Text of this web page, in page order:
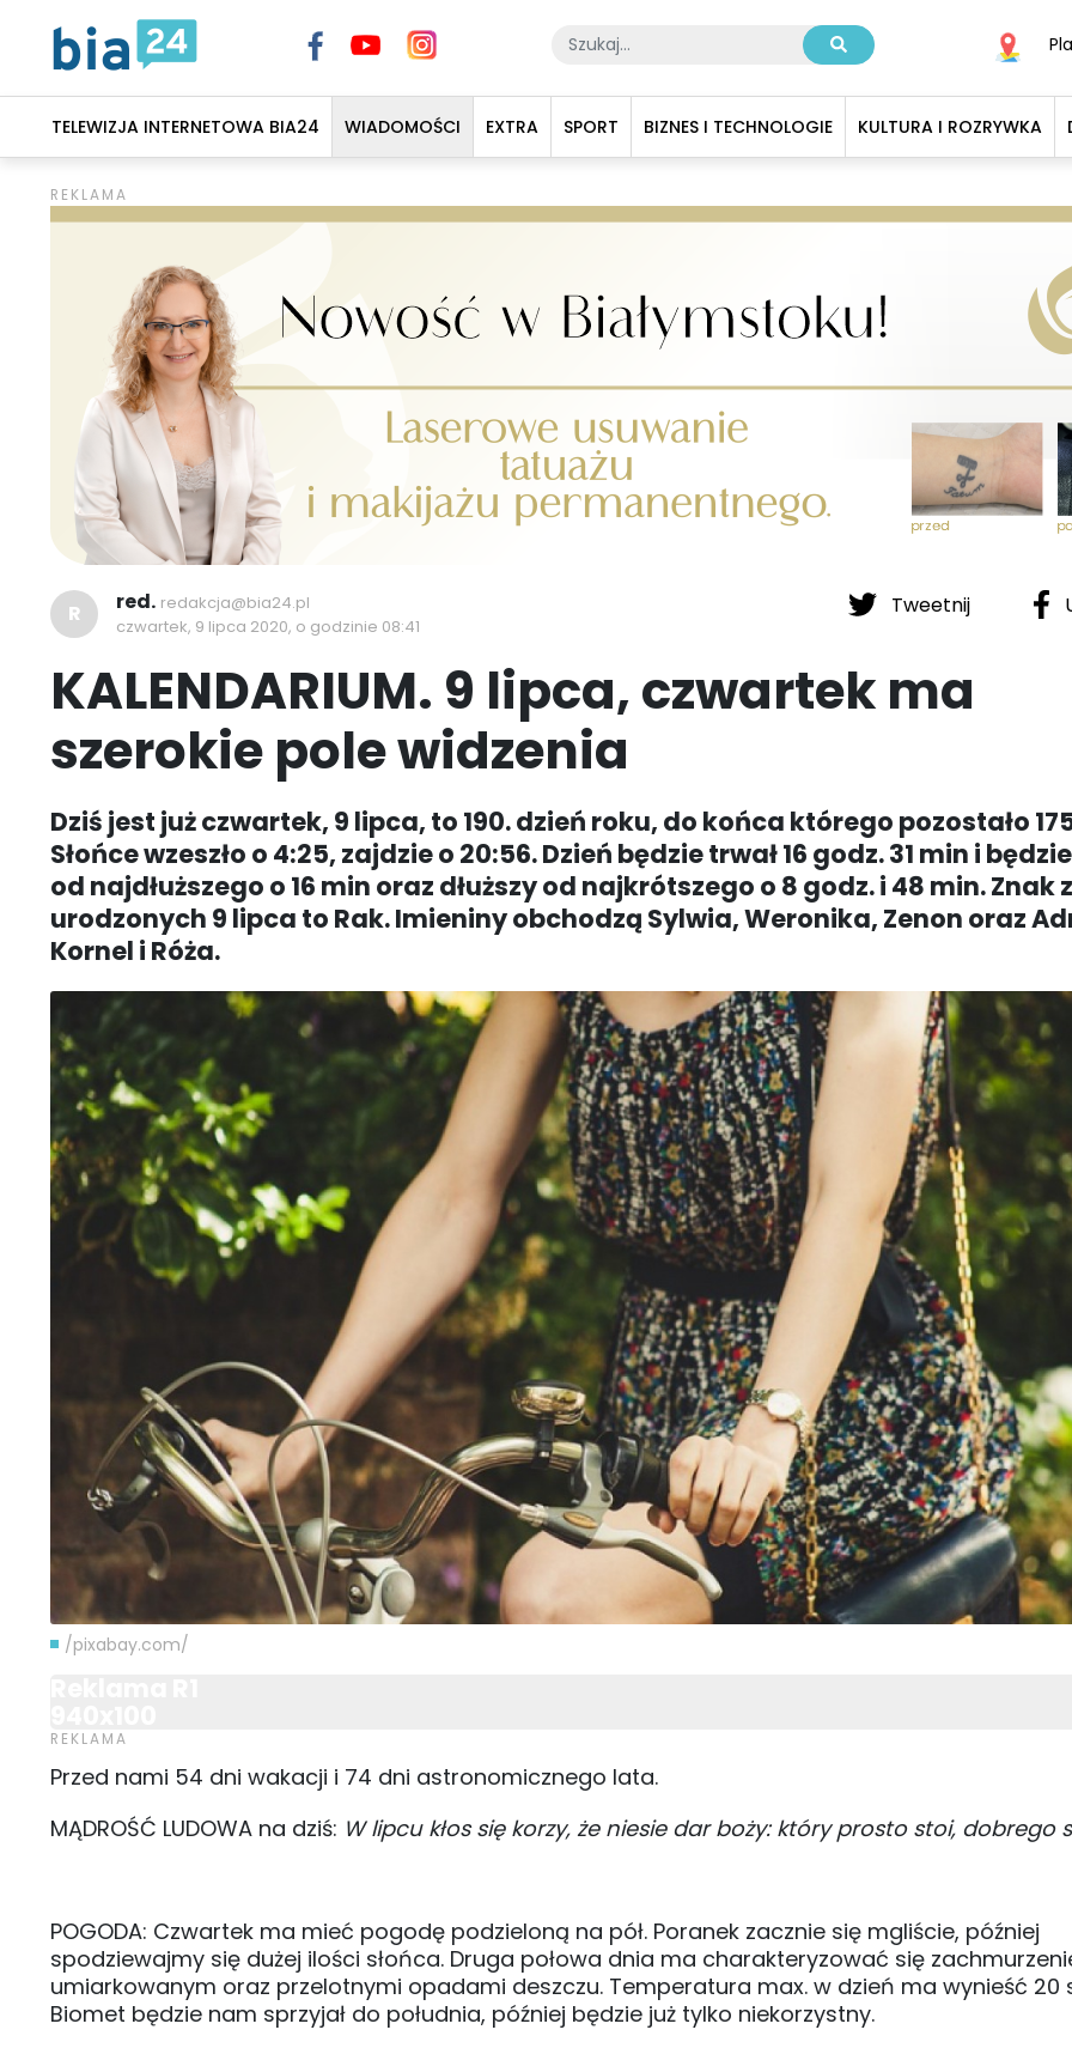
TELEWIZJA INTERNETOWA BIA24 WIADOMOŚCI EXTRA SPORT BIZNES I TECHNOLOGIE KULTURA I ROZRYWKA
Tweetnij
R red. redakcja@bia24.pl
czwartek, 9 lipca 2020, o godzinie 08:41
KALENDARIUM. 9 lipca, czwartek ma
szerokie pole widzenia
Dziś jest już czwartek, 9 lipca, to 190. dzień roku, do końca którego pozostało
Słońce wzeszło o 4:25, zajdzie o 20:56. Dzień będzie trwał 16 godz. 31 min i
od najdłuższego o 16 min oraz dłuższy od najkrótszego o 8 godz. i 48 min. Znak
urodzonych 9 lipca to Rak. Imieniny obchodzą Sylwia, Weronika, Zenon oraz
Kornel i Róża.
/pixabay.com/
Przed nami 54 dni wakacji i 74 dni astronomicznego lata.
MĄDROŚĆ LUDOWA na dziś: W lipcu kłos się korzy, że niesie dar boży: który prosto stoi, dobrego
POGODA: Czwartek ma mieć pogodę podzieloną na pół. Poranek zacznie się mgliście, później
spodziewajmy się dużej ilości słońca. Druga połowa dnia ma charakteryzować się
umiarkowanym oraz przelotnymi opadami deszczu. Temperatura max. w dzień ma wynieść 20
Biomet będzie nam sprzyjał do południa, później będzie już tylko niekorzystny.